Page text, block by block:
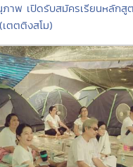
าพ เปิดรับสมัครเรียนหลักสู
ตตติงสโม)